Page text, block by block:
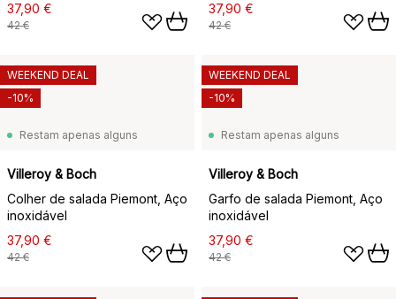
37,90 €
42 €
37,90 €
42 €
Restam apenas alguns
Villeroy & Boch
Colher de salada Piemont, Aço
inoxidável
37,90 €
42 €
WEEKEND DEAL
-10%
Restam apenas alguns
Villeroy & Boch
Garfo de salada Piemont, Aço
inoxidável
37,90 €
42 €
WEEKEND DEAL
-10%